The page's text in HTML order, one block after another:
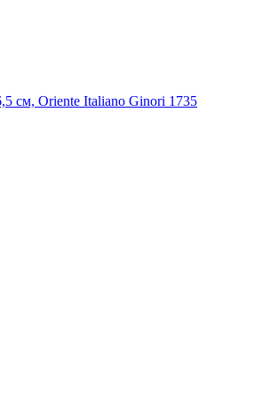
см, Oriente Italiano Ginori 1735